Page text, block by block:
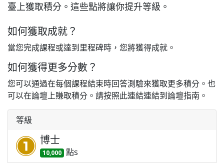
臺上獲取積分。這些點將讓你提升等級。
如何獲取成就？
當您完成課程或達到里程碑時，您將獲得成就。
如何獲得更多分數？
您可以通過在每個課程結束時回答測驗來獲取更多積分。也
可以在論壇上賺取積分。請按照此連結連結到論壇指南。
等級
博士
10,000 點s